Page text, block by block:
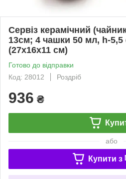
Сервіз керамічний
13см; 4 чашки 50 мл, h-5,5
(27х16х11 см)
Готово до відправки
Код: 28012
Роздріб
936 ₴
або
Купити з